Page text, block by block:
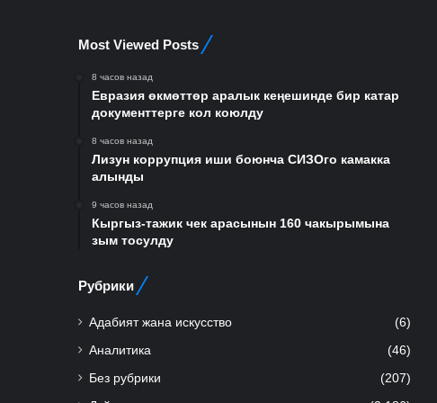
Most Viewed Posts
8 часов назад
Евразия өкмөттөр аралык кеңешинде бир катар
документтерге кол коюлду
8 часов назад
Лизун коррупция иши боюнча СИЗОго камакка
алынды
9 часов назад
Кыргыз-тажик чек арасынын 160 чакырымына
зым тосулду
Рубрики
Адабият жана искусство (6)
Аналитика (46)
Без рубрики (207)